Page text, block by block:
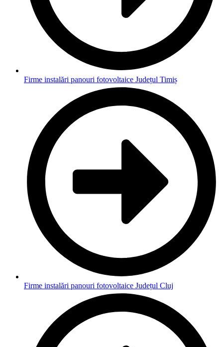
Firme instalări panouri fotovoltaice Județul Timiș
Firme instalări panouri fotovoltaice Județul Cluj